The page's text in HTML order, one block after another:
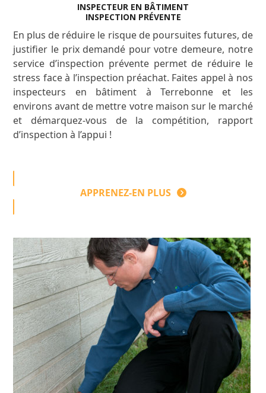
INSPECTEUR EN BÂTIMENT
INSPECTION PRÉVENTE
En plus de réduire le risque de poursuites futures, de
justifier le prix demandé pour votre demeure, notre
service d’inspection prévente permet de réduire le
stress face à l’inspection préachat. Faites appel à nos
inspecteurs en bâtiment à Terrebonne et les
environs avant de mettre votre maison sur le marché
et démarquez-vous de la compétition, rapport
d’inspection à l’appui !
APPRENEZ-EN PLUS